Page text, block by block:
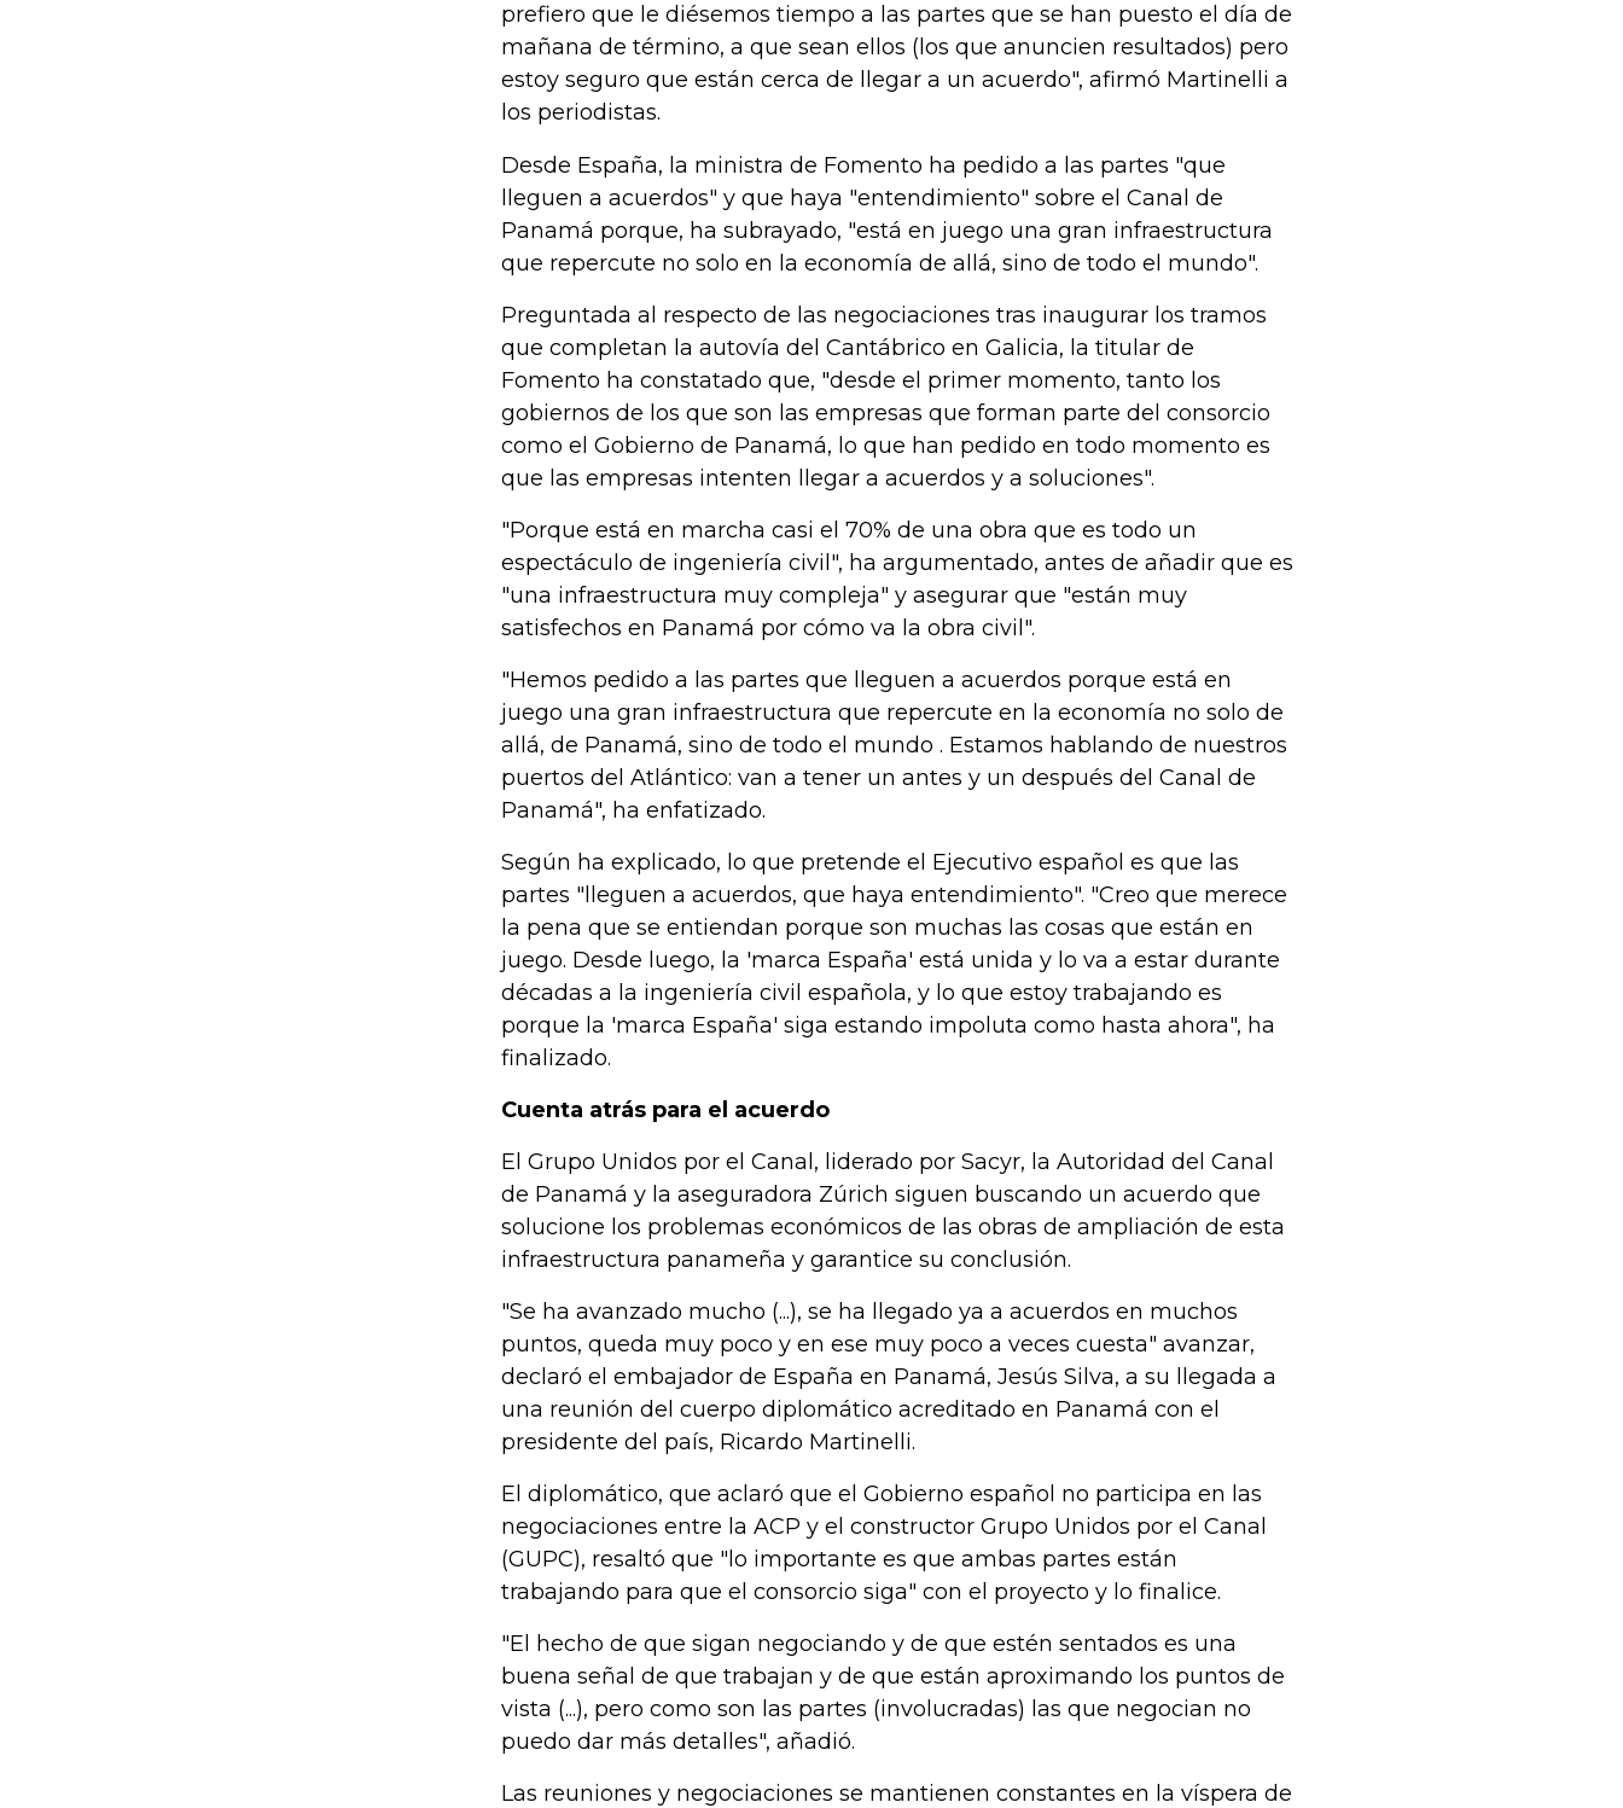
prefiero que le diésemos tiempo a las partes que se han puesto el día de
mañana de término, a que sean ellos (los que anuncien resultados) pero
estoy seguro que están cerca de llegar a un acuerdo", afirmó Martinelli a
los periodistas.
Desde España, la ministra de Fomento ha pedido a las partes "que
lleguen a acuerdos" y que haya "entendimiento" sobre el Canal de
Panamá porque, ha subrayado, "está en juego una gran infraestructura
que repercute no solo en la economía de allá, sino de todo el mundo".
Preguntada al respecto de las negociaciones tras inaugurar los tramos
que completan la autovía del Cantábrico en Galicia, la titular de
Fomento ha constatado que, "desde el primer momento, tanto los
gobiernos de los que son las empresas que forman parte del consorcio
como el Gobierno de Panamá, lo que han pedido en todo momento es
que las empresas intenten llegar a acuerdos y a soluciones".
"Porque está en marcha casi el 70% de una obra que es todo un
espectáculo de ingeniería civil", ha argumentado, antes de añadir que es
"una infraestructura muy compleja" y asegurar que "están muy
satisfechos en Panamá por cómo va la obra civil".
"Hemos pedido a las partes que lleguen a acuerdos porque está en
juego una gran infraestructura que repercute en la economía no solo de
allá, de Panamá, sino de todo el mundo . Estamos hablando de nuestros
puertos del Atlántico: van a tener un antes y un después del Canal de
Panamá", ha enfatizado.
Según ha explicado, lo que pretende el Ejecutivo español es que las
partes "lleguen a acuerdos, que haya entendimiento". "Creo que merece
la pena que se entiendan porque son muchas las cosas que están en
juego. Desde luego, la 'marca España' está unida y lo va a estar durante
décadas a la ingeniería civil española, y lo que estoy trabajando es
porque la 'marca España' siga estando impoluta como hasta ahora", ha
finalizado.
Cuenta atrás para el acuerdo
El Grupo Unidos por el Canal, liderado por Sacyr, la Autoridad del Canal
de Panamá y la aseguradora Zúrich siguen buscando un acuerdo que
solucione los problemas económicos de las obras de ampliación de esta
infraestructura panameña y garantice su conclusión.
"Se ha avanzado mucho (...), se ha llegado ya a acuerdos en muchos
puntos, queda muy poco y en ese muy poco a veces cuesta" avanzar,
declaró el embajador de España en Panamá, Jesús Silva, a su llegada a
una reunión del cuerpo diplomático acreditado en Panamá con el
presidente del país, Ricardo Martinelli.
El diplomático, que aclaró que el Gobierno español no participa en las
negociaciones entre la ACP y el constructor Grupo Unidos por el Canal
(GUPC), resaltó que "lo importante es que ambas partes están
trabajando para que el consorcio siga" con el proyecto y lo finalice.
"El hecho de que sigan negociando y de que estén sentados es una
buena señal de que trabajan y de que están aproximando los puntos de
vista (...), pero como son las partes (involucradas) las que negocian no
puedo dar más detalles", añadió.
Las reuniones y negociaciones se mantienen constantes en la víspera de